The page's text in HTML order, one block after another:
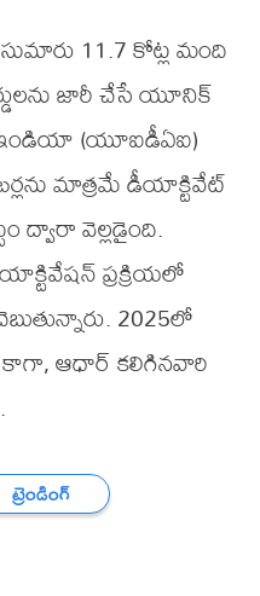
11.7 కోట్ల మంది
జారీ చేసే యూనిక్
(యూఐడీఏఐ)
మాత్రమే డీయాక్టివేట్
ద్వారా వెల్లడైంది.
ప్రక్రియలో
2025లో
కాగా, ఆధార్ కలిగినవారి
ట్రెండింగ్